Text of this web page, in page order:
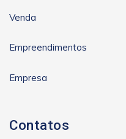
Venda
Empreendimentos
Empresa
Contatos